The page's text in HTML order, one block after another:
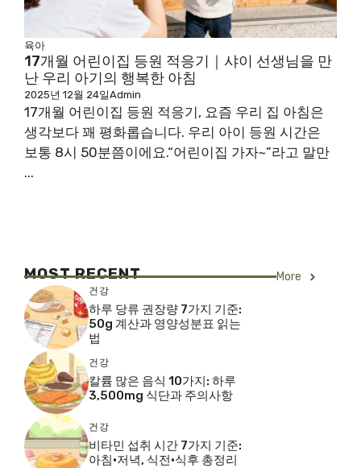
육아
17개월 어린이집 등원 적응기｜샤이 선생님을 만
난 우리 아기의 행복한 아침
2025년 12월 24일Admin
17개월 어린이집 등원 적응기, 요즘 우리 집 아침은
생각보다 꽤 평화롭습니다. 우리 아이 등원 시간은
보통 8시 50분쯤이에요.“어린이집 가자~”라고 말만
...
MOST RECENT More
건강
하루 당류 권장량 7가지 기준:
50g 계산과 영양성분표 읽는
법
건강
칼륨 많은 음식 10가지: 하루
3,500mg 식단과 주의사항
건강
비타민 섭취 시간 7가지 기준:
아침·저녁, 식전·식후 총정리